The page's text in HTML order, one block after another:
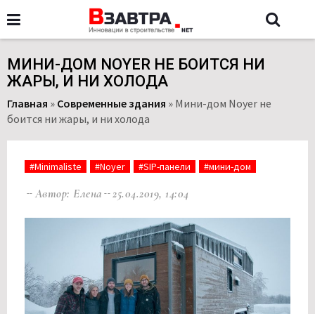
МИНИ-ДОМ NOYER НЕ БОИТСЯ НИ
ЖАРЫ, И НИ ХОЛОДА
Главная » Современные здания » Мини-дом Noyer не
боится ни жары, и ни холода
#Minimaliste #Noyer #SIP-панели #мини-дом
Автор: Елена 25.04.2019, 14:04